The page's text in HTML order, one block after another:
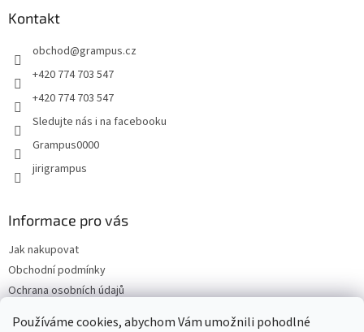
Používáme cookies, abychom Vám umožnili pohodlné
Kontakt
obchod@grampus.cz
+420 774 703 547
+420 774 703 547
Sledujte nás i na facebooku
Grampus0000
jirigrampus
Informace pro vás
Jak nakupovat
Obchodní podmínky
Ochrana osobních údajů